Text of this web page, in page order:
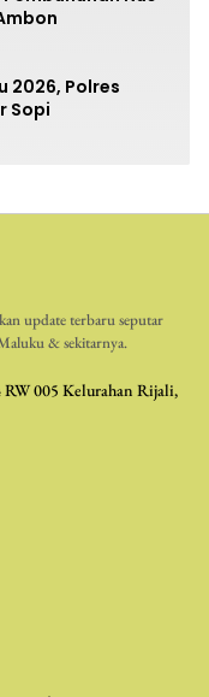
2026, Polres
Sopi
update terbaru seputar
& sekitarnya.
005 Kelurahan Rijali,